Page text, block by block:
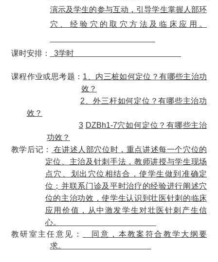
演示及学生的参与互动，引导学生掌握 人部环
穴、经验穴的取穴方法 及临床应用。
课时安排： 3学时
课程作业或思考题： 1、内三桩如何定位？有哪些主治功
效 ？
2、外三杆如何定位？有哪些主治功
效 ？
3 DZBh1-7穴如何定位？有哪些主治
功效 ？
教学后记：
在讲述 人 部穴位时， 重点讲述每一个穴位的
定位、主治及针刺手法，教师讲授与学生现场
点穴、划出穴位相结合，使学生做到准确定
位；并联系门诊及平时治疗的经验进行阐述穴
位的主治功效，使学生认识到壮医针刺的临床
应用价值，从中激发学生对壮医针刺产生信
心。
教研室主任意见：
同意，本教案符合教学大纲要
求。